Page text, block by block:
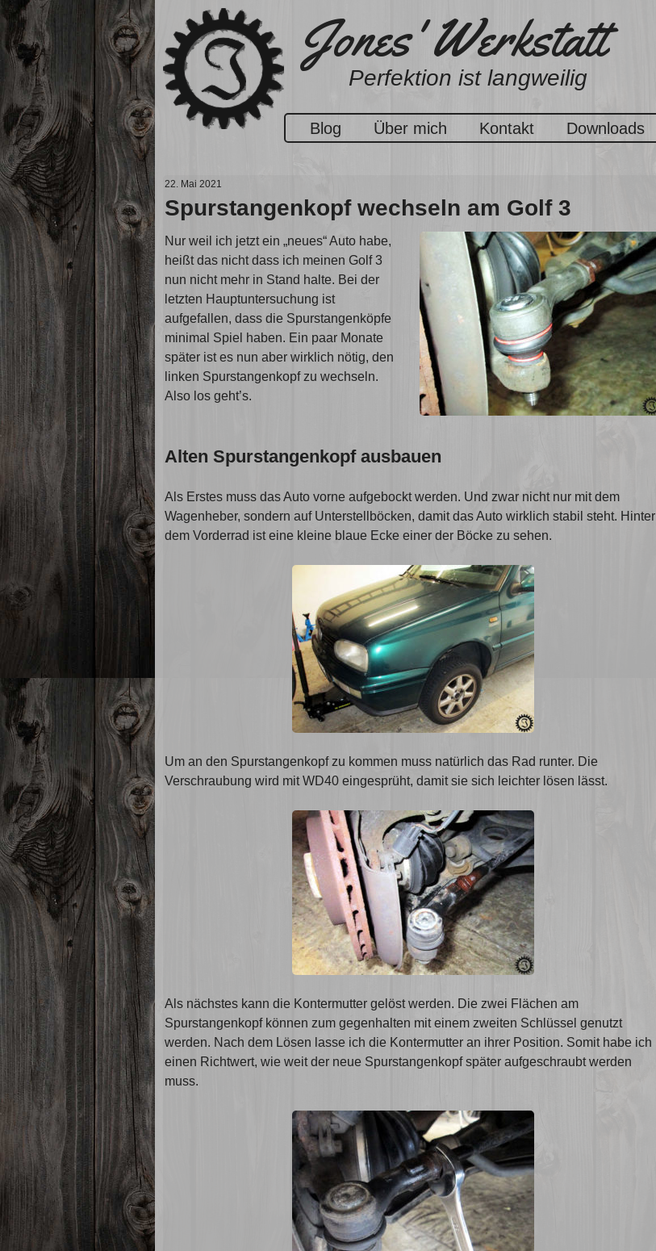
springen
Jones' Werkstatt
Perfektion ist langweilig
Blog Über mich Kontakt Downloads
22. Mai 2021
Spurstangenkopf wechseln am Golf 3
Nur weil ich jetzt ein „neues“ Auto habe,
heißt das nicht dass ich meinen Golf 3
nun nicht mehr in Stand halte. Bei der
letzten Hauptuntersuchung ist
aufgefallen, dass die Spurstangenköpfe
minimal Spiel haben. Ein paar Monate
später ist es nun aber wirklich nötig, den
linken Spurstangenkopf zu wechseln.
Also los geht’s.
Alten Spurstangenkopf ausbauen
Als Erstes muss das Auto vorne aufgebockt werden. Und zwar nicht nur mit dem
Wagenheber, sondern auf Unterstellböcken, damit das Auto wirklich stabil steht. Hinter
dem Vorderrad ist eine kleine blaue Ecke einer der Böcke zu sehen.
Um an den Spurstangenkopf zu kommen muss natürlich das Rad runter. Die
Verschraubung wird mit WD40 eingesprüht, damit sie sich leichter lösen lässt.
Als nächstes kann die Kontermutter gelöst werden. Die zwei Flächen am
Spurstangenkopf können zum gegenhalten mit einem zweiten Schlüssel genutzt
werden. Nach dem Lösen lasse ich die Kontermutter an ihrer Position. Somit habe ich
einen Richtwert, wie weit der neue Spurstangenkopf später aufgeschraubt werden
muss.